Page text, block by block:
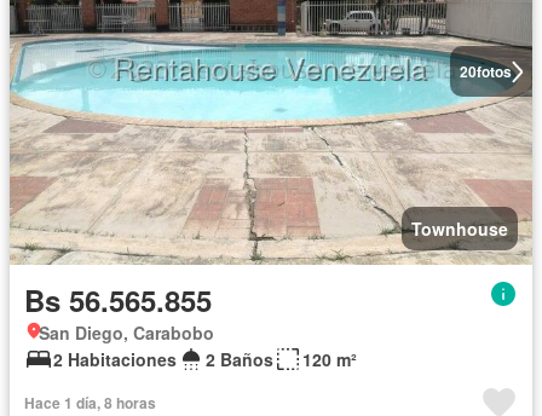
20fotos
Townhouse
Bs 56.565.855
San Diego, Carabobo
2 Habitaciones
2 Baños 120 m²
Hace 1 día, 8 horas